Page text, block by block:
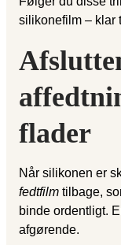
silikonefilm – klar
flader
Når silikonen er
fedtfilm tilbage,
binde ordentligt.
afgørende.